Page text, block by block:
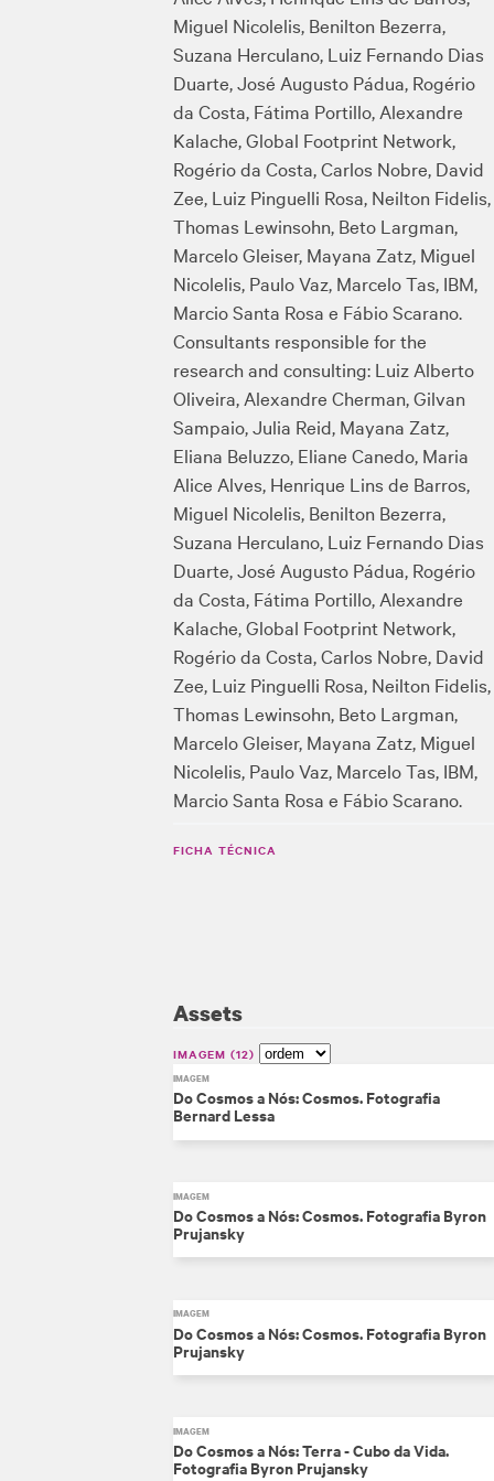
Miguel Nicolelis, Benilton Bezerra,
Suzana Herculano, Luiz Fernando Dias
Duarte, José Augusto Pádua, Rogério
da Costa, Fátima Portillo, Alexandre
Kalache, Global Footprint Network,
Rogério da Costa, Carlos Nobre, David
Zee, Luiz Pinguelli Rosa, Neilton Fidelis,
Thomas Lewinsohn, Beto Largman,
Marcelo Gleiser, Mayana Zatz, Miguel
Nicolelis, Paulo Vaz, Marcelo Tas, IBM,
Marcio Santa Rosa e Fábio Scarano.
Consultants responsible for the
research and consulting: Luiz Alberto
Oliveira, Alexandre Cherman, Gilvan
Sampaio, Julia Reid, Mayana Zatz,
Eliana Beluzzo, Eliane Canedo, Maria
Alice Alves, Henrique Lins de Barros,
Miguel Nicolelis, Benilton Bezerra,
Suzana Herculano, Luiz Fernando Dias
Duarte, José Augusto Pádua, Rogério
da Costa, Fátima Portillo, Alexandre
Kalache, Global Footprint Network,
Rogério da Costa, Carlos Nobre, David
Zee, Luiz Pinguelli Rosa, Neilton Fidelis,
Thomas Lewinsohn, Beto Largman,
Marcelo Gleiser, Mayana Zatz, Miguel
Nicolelis, Paulo Vaz, Marcelo Tas, IBM,
Marcio Santa Rosa e Fábio Scarano.
FICHA TÉCNICA
Assets
IMAGEM 12
IMAGEM
Do Cosmos a Nós: Cosmos. Fotografia
Bernard Lessa
IMAGEM
Do Cosmos a Nós: Cosmos. Fotografia Byron
Prujansky
IMAGEM
Do Cosmos a Nós: Cosmos. Fotografia Byron
Prujansky
IMAGEM
Do Cosmos a Nós: Terra - Cubo da Vida.
Fotografia Byron Prujansky